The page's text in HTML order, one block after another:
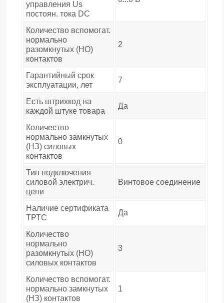
управления Us
постоян. тока DC
Количество вспомогат.
нормально
разомкнутых (НО)
контактов
2
Гарантийный срок
эксплуатации, лет
7
Есть штрихкод на
каждой штуке товара
Да
Количество
нормально замкнутых
(НЗ) силовых
контактов
0
Тип подключения
силовой электрич.
цепи
Винтовое соединение
Наличие сертификата
ТРТС
Да
Количество
нормально
разомкнутых (НО)
силовых контактов
3
Количество вспомогат.
нормально замкнутых
(НЗ) контактов
1